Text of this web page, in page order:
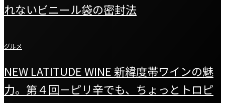
れないビニール袋の密封法
グルメ
NEW LATITUDE WINE 新緯度帯ワインの魅
力。第４回－ピリ辛でも、ちょっとトロピ